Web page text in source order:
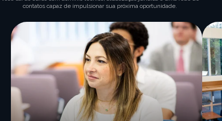
contatos capaz de impulsionar sua próxima oportunidade.